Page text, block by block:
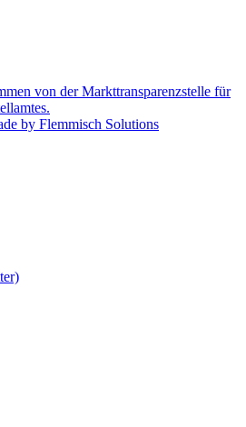
von der Markttransparenzstelle für
by Flemmisch Solutions